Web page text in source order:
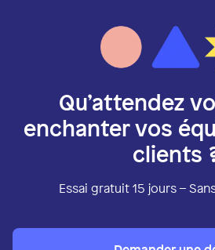
Qu’attendez
enchanter vos
clients
Essai gratuit 15 jours –